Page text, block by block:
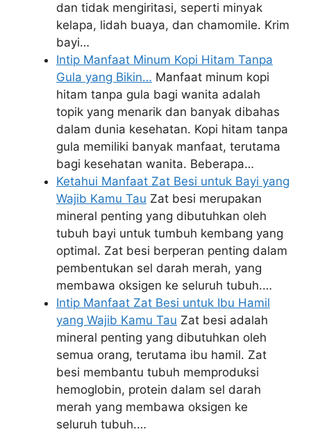
dan tidak mengiritasi, seperti minyak
kelapa, lidah buaya, dan chamomile. Krim
bayi…
Intip Manfaat Minum Kopi Hitam Tanpa
Gula yang Bikin… Manfaat minum kopi
hitam tanpa gula bagi wanita adalah
topik yang menarik dan banyak dibahas
dalam dunia kesehatan. Kopi hitam tanpa
gula memiliki banyak manfaat, terutama
bagi kesehatan wanita. Beberapa…
Ketahui Manfaat Zat Besi untuk Bayi yang
Wajib Kamu Tau Zat besi merupakan
mineral penting yang dibutuhkan oleh
tubuh bayi untuk tumbuh kembang yang
optimal. Zat besi berperan penting dalam
pembentukan sel darah merah, yang
membawa oksigen ke seluruh tubuh.…
Intip Manfaat Zat Besi untuk Ibu Hamil
yang Wajib Kamu Tau Zat besi adalah
mineral penting yang dibutuhkan oleh
semua orang, terutama ibu hamil. Zat
besi membantu tubuh memproduksi
hemoglobin, protein dalam sel darah
merah yang membawa oksigen ke
seluruh tubuh.…